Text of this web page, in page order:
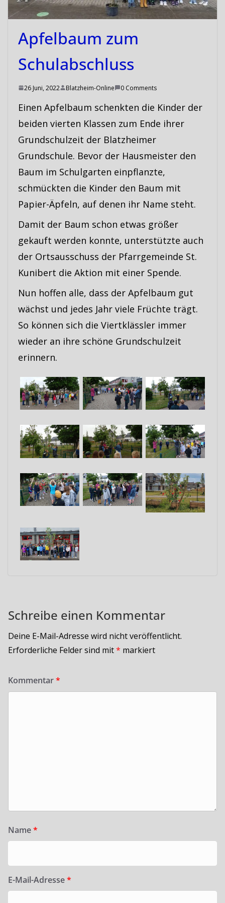
Apfelbaum zum
Schulabschluss
26 Juni, 2022 Blatzheim-Online 0 Comments
Einen Apfelbaum schenkten die Kinder der
beiden vierten Klassen zum Ende ihrer
Grundschulzeit der Blatzheimer
Grundschule. Bevor der Hausmeister den
Baum im Schulgarten einpflanzte,
schmückten die Kinder den Baum mit
Papier-Äpfeln, auf denen ihr Name steht.
Damit der Baum schon etwas größer
gekauft werden konnte, unterstützte auch
der Ortsausschuss der Pfarrgemeinde St.
Kunibert die Aktion mit einer Spende.
Nun hoffen alle, dass der Apfelbaum gut
wächst und jedes Jahr viele Früchte trägt.
So können sich die Viertklässler immer
wieder an ihre schöne Grundschulzeit
erinnern.
Schreibe einen Kommentar
Deine E-Mail-Adresse wird nicht veröffentlicht.
Erforderliche Felder sind mit* markiert
Kommentar*
Name*
E-Mail-Adresse*